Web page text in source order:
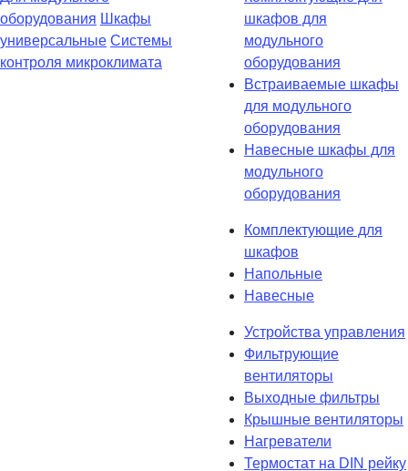
оборудования Шкафы
универсальные Системы
контроля микроклимата
шкафов для
модульного
оборудования
Встраиваемые шкафы
для модульного
оборудования
Навесные шкафы для
модульного
оборудования
Комплектующие для
шкафов
Напольные
Навесные
Устройства управления
Фильтрующие
вентиляторы
Выходные фильтры
Крышные вентиляторы
Нагреватели
Термостат на DIN рейку